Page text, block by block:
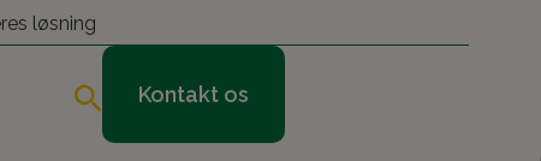
løsning
Kontakt os